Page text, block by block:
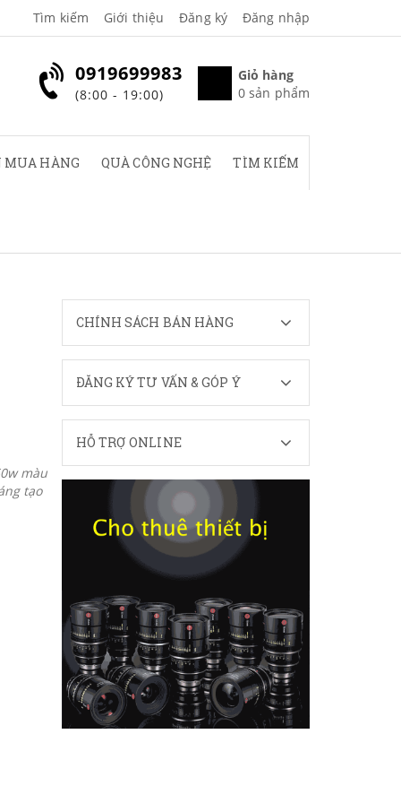
Tìm kiếm Giới thiệu Đăng ký Đăng nhập
Giỏ hàng
0 sản phẩm
0919699983
(8:00 - 19:00)
MUA HÀNG QUÀ CÔNG NGHỆ TÌM KIẾM
màu
tạo
CHÍNH SÁCH BÁN HÀNG
ĐĂNG KÝ TƯ VẤN & GÓP Ý
HỖ TRỢ ONLINE